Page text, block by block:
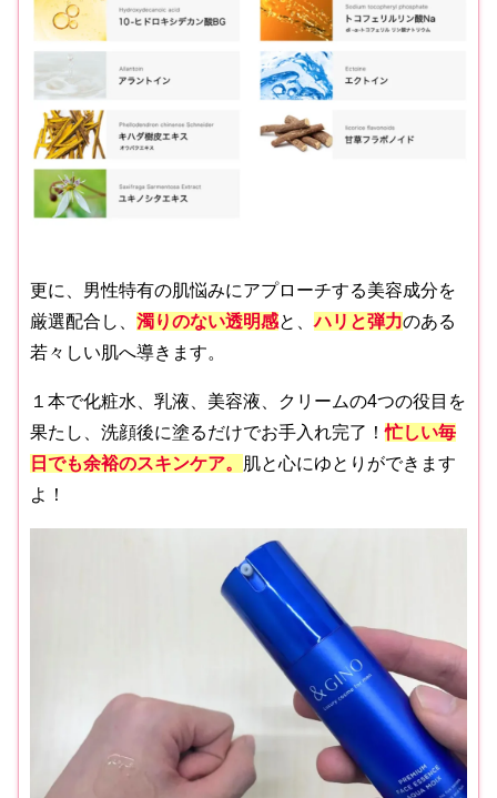
更に、男性特有の肌悩みにアプローチする美容成分を
厳選配合し、 濁りのない透明感と、ハリと弾力のある
若々しい肌へ導きます。
１本で化粧水、乳液、美容液、クリームの4つの役目を
果たし、洗顔後に塗るだけでお手入れ完了！忙しい毎
日でも余裕のスキンケア。 肌と心にゆとりができます
よ！